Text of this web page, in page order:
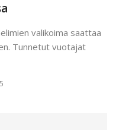
valikoima saattaa
Tunnetut vuotajat